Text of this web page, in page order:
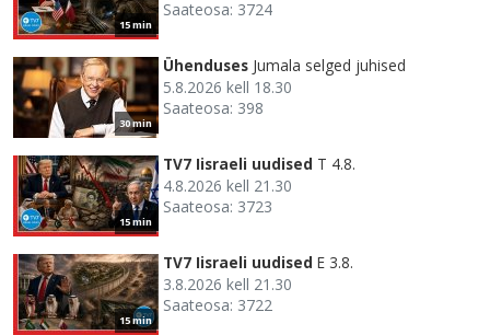
15 min
Saateosa: 3724
30 min
Ühenduses Jumala selged juhised
5.8.2026 kell 18.30
Saateosa: 398
15 min
TV7 Iisraeli uudised T 4.8.
4.8.2026 kell 21.30
Saateosa: 3723
15 min
TV7 Iisraeli uudised E 3.8.
3.8.2026 kell 21.30
Saateosa: 3722